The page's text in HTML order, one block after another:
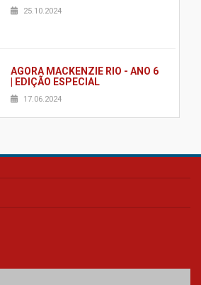
25.10.2024
AGORA MACKENZIE RIO - ANO 6
| EDIÇÃO ESPECIAL
17.06.2024
AGORA MACKENZIE RIO - ANO 6